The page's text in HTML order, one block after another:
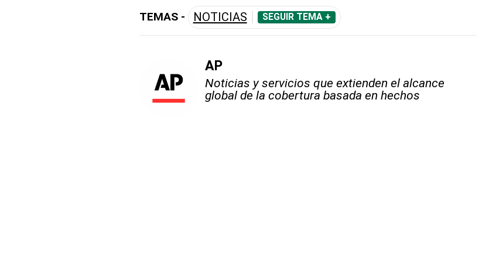
TEMAS - NOTICIAS SEGUIR TEMA +
AP
Noticias y servicios que extienden el alcance
global de la cobertura basada en hechos